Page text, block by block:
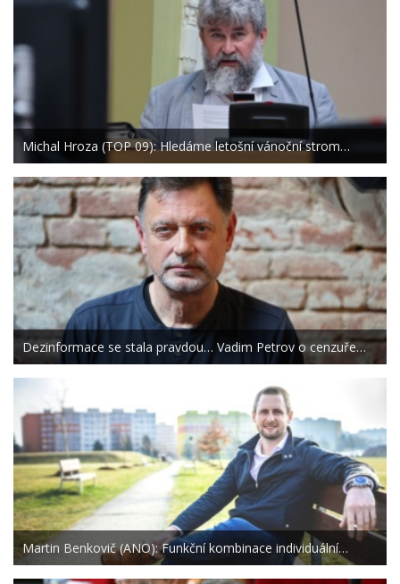
Michal Hroza (TOP 09): Hledáme letošní vánoční strom…
Dezinformace se stala pravdou… Vadim Petrov o cenzuře…
Martin Benkovič (ANO): Funkční kombinace individuální…